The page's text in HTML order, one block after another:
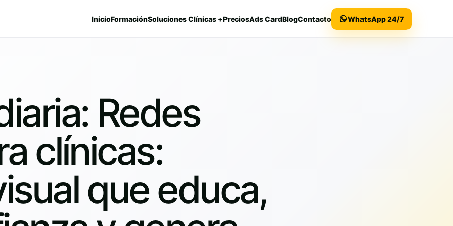
InicioFormaciónSoluciones Clínicas +PreciosAds CardBlogContacto WhatsApp 24/7
Redes
clínicas:
que educa,